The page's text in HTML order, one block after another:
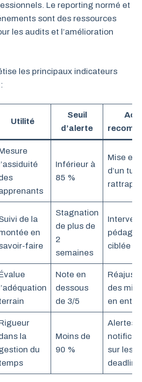
Le reporting normé et
sont des ressources
les audits et l’amélioration
les principaux indicateurs
Utilité
Seuil
d’alerte
Inférieur à
85 %
Mise en
d’un
de la
en
faire
Stagnation
de plus de
2
semaines
ciblée
Note en
dessous
de 3/5
des
en
la
du
Moins de
90 %
Alertes
sur les